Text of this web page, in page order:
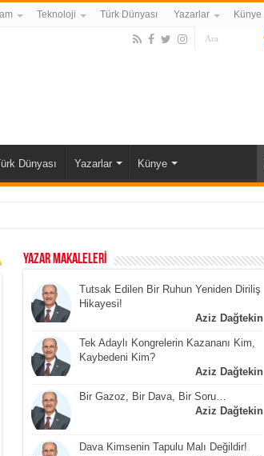
Teknoloji Türk Dünyası Yazarlar Künye
Dünyası Yazarlar Künye
YAZAR MAKALELERİ
Tutsak Edilen Bir Ruhun Yeniden Diriliş
Hikayesi!
Aziz Dağtekin
Tek Adaylı Kongrelerin Kazananı Kim,
Kaybedeni Kim?
Aziz Dağtekin
Bir Gazoz, Bir Dava, Bir Soru…
Aziz Dağtekin
Dava Kimsenin Tapulu Malı Değildir!